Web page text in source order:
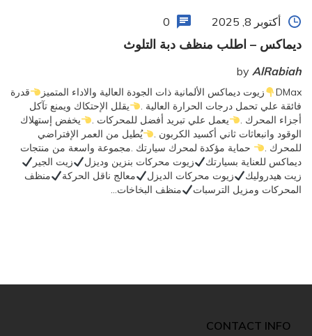
أكتوبر 8, 2025 0
ديماكس – اطلب منظف دبة التلوث
by AlRabiah
DMax زيوت ديماكس الألمانية ذات الجودة العالية والاداء المتميز
قدرة
فائقة علي تحمل درجات الحرارة العالية .
يقلل الإحتكاك ويمنع تآكل
أجزاء المحرك .
يعمل علي تبريد أفضل للمحركات .
يخفض إستهلاك
الوقود وانبعاثات ثاني أكسيد الكربون .
يُطيل من العمر الإفتراضي
للمحرك .
حماية مؤكدة لمحرك سيارتك .مجموعة واسعة من منتجات
ديماكس للعناية بسيارتك
زيوت محركات بنزين وديزل
زيت الجير
زيت هيدروليك
زيوت محركات الديزل معالج ناقل الحركة
منظف
المحركات ومزيل الترسبات
منظف البخاخات…
CONTACT INFO